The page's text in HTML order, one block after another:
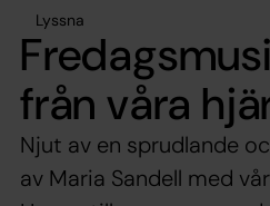
Lyssna
från våra
Njut av en sprudlande
av Maria Sandell med